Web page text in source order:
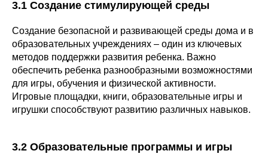
3.1 Создание стимулирующей среды
Создание безопасной и развивающей среды дома и в
образовательных учреждениях – один из ключевых
методов поддержки развития ребенка. Важно
обеспечить ребенка разнообразными возможностями
для игры, обучения и физической активности.
Игровые площадки, книги, образовательные игры и
игрушки способствуют развитию различных навыков.
3.2 Образовательные программы и игры